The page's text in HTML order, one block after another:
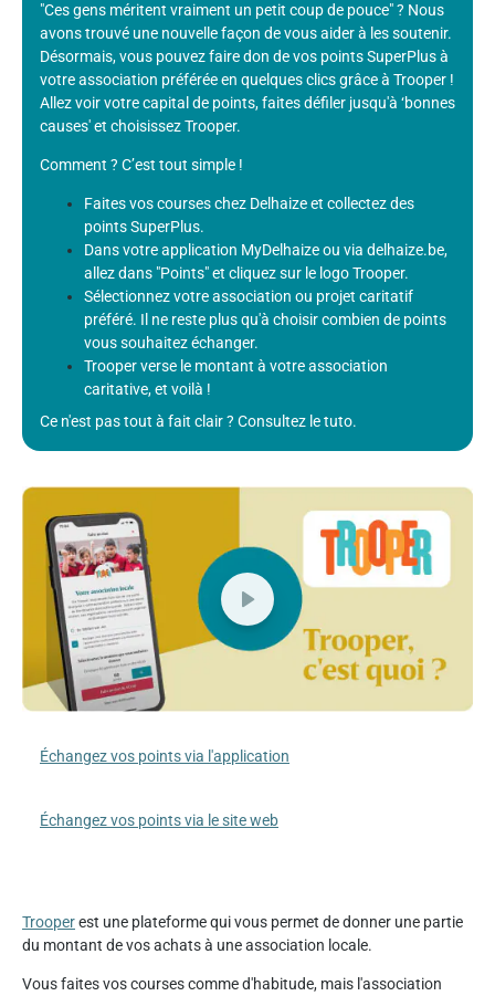
"Ces gens méritent vraiment un petit coup de pouce" ? Nous
avons trouvé une nouvelle façon de vous aider à les soutenir.
Désormais, vous pouvez faire don de vos points SuperPlus à
votre association préférée en quelques clics grâce à Trooper !
Allez voir votre capital de points, faites défiler jusqu'à ‘bonnes
causes' et choisissez Trooper.
Comment ? C’est tout simple !
Faites vos courses chez Delhaize et collectez des
points SuperPlus.
Dans votre application MyDelhaize ou via delhaize.be,
allez dans "Points" et cliquez sur le logo Trooper.
Sélectionnez votre association ou projet caritatif
préféré. Il ne reste plus qu'à choisir combien de points
vous souhaitez échanger.
Trooper verse le montant à votre association
caritative, et voilà !
Ce n'est pas tout à fait clair ? Consultez le tuto.
Échangez vos points via l'application
Échangez vos points via le site web
Trooperest une plateforme qui vous permet de donner une partie
du montant de vos achats à une association locale.
Vous faites vos courses comme d'habitude, mais l'association